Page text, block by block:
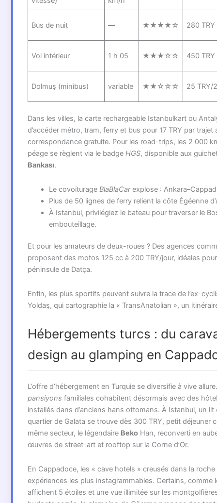
Bus de nuit — ★★★★☆ 280 TRY
Vol intérieur 1 h 05 ★★★☆☆ 450 TRY
Dolmuş (minibus) variable ★★☆☆☆ 25 TRY/
Dans les villes, la carte rechargeable Istanbulkart ou
d’accéder métro, tram, ferry et bus pour 17 TRY par trajet
correspondance gratuite. Pour les road-trips, les 2 000
péage se règlent via le badge HGS, disponible aux
Bankası.
Le covoiturage BlaBlaCarexplose :
Plus de 50 lignes de ferry relient la côte Égéenne
À Istanbul, privilégiez le bateau pour traverser le
embouteillage.
Et pour les amateurs de deux-roues ? Des agences
proposent des motos 125 cc à 200 TRY/jour, idéales
péninsule de Datça.
Enfin, les plus sportifs peuvent suivre la trace de l’ex-
Yoldaş, qui cartographie la « TransAnatolian », un
Hébergements turcs : du
design au glamping en
L’offre d’hébergement en Turquie se diversifie à vive
pansiyons familiales cohabitent désormais avec des
installés dans d’anciens hans ottomans. À Istanbul, un
quartier de Galata se trouve dès 300 TRY, petit déjeuner
même secteur, le légendaire BekoHan, reconverti en
œuvres de street-art et rooftop sur la Corne d’Or.
En Cappadoce, les « cave hotels » creusés dans la
expériences les plus instagrammables. Certains, comme
affichent 5 étoiles et une vue illimitée sur les